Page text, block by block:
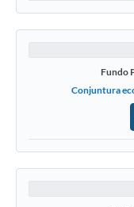
Fundo
Conjuntura